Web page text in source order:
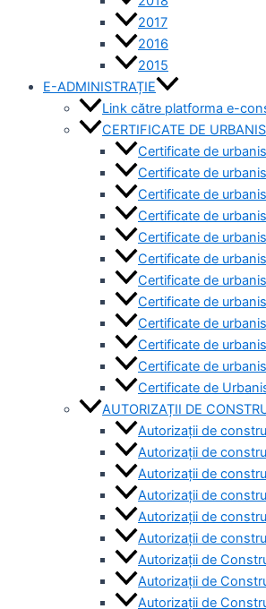
2017
2016
2015
E-ADMINISTRAȚIE
Link către platforma e-
CERTIFICATE DE
Certificate de
Certificate de
Certificate de
Certificate de
Certificate de
Certificate de
Certificate de
Certificate de
Certificate de
Certificate de
Certificate de
Certificate de
AUTORIZAȚII DE
Autorizații de
Autorizații de
Autorizații de
Autorizații de
Autorizații de
Autorizații de
Autorizații de
Autorizații de
Autorizaţii de